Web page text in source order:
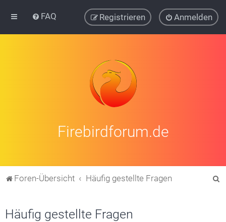
FAQ Anmelden
Registrieren
Firebirdforum.de
Foren-Übersicht Häufig gestellte Fragen
Häufig gestellte Fragen